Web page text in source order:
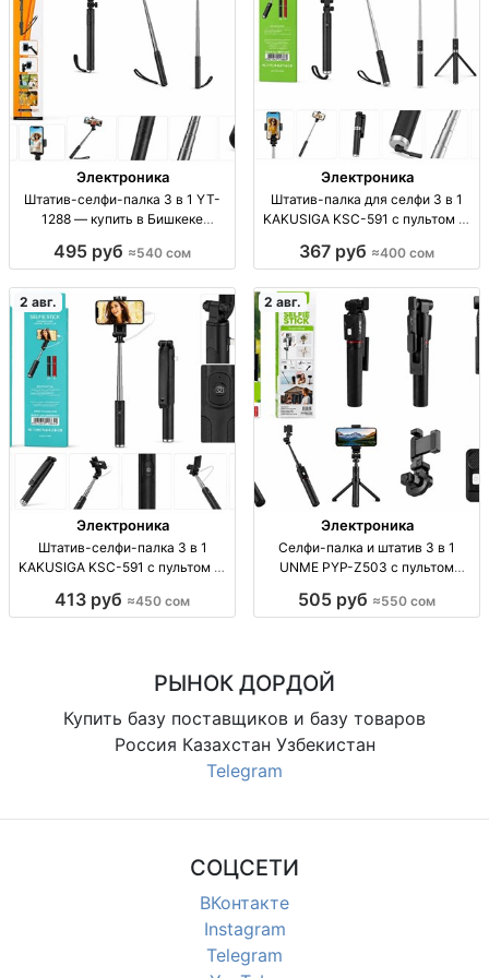
Электроника
Штатив-селфи-палка 3 в 1 YT-
1288 — купить в Бишкеке
модель YT-1288, хорошее
540 сом
495 руб ≈540 сом
Электроника
Штатив-палка для селфи 3 в 1
KAKUSIGA KSC-591 с пультом —
KAKUSIGA KSC-591, пульт ДУ,
сом.
367 руб ≈400 сом
2 авг.
Электроника
Штатив-селфи-палка 3 в 1
KAKUSIGA KSC-591 с пультом —
1 KAKUSIGA KSC-591, пульт ДУ,
413 руб ≈450 сом
2 авг.
Электроника
Селфи-палка и штатив 3 в 1
UNME PYP-Z503 с пультом
ДУ, UNME PYP-Z503, новое
505 руб ≈550 сом
РЫНОК ДОРДОЙ
Купить базу поставщиков и базу товаров
Россия Казахстан Узбекистан
Telegram
СОЦСЕТИ
ВКонтакте
Instagram
Telegram